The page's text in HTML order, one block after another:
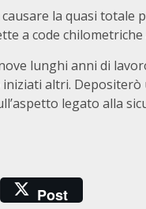
la quasi
a code
lunghi anni di
altri.
legato alla
Post